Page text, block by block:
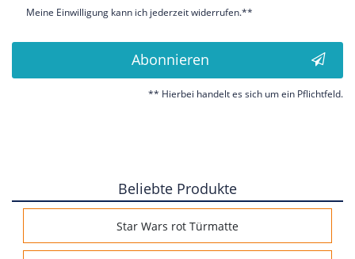
Meine Einwilligung kann ich jederzeit widerrufen.**
Abonnieren
** Hierbei handelt es sich um ein Pflichtfeld.
Beliebte Produkte
Star Wars rot Türmatte